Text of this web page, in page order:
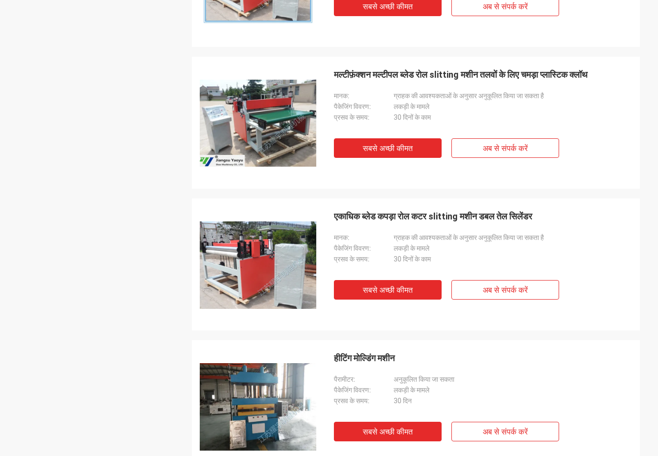
सबसे अच्छी कीमत अब से संपर्क करें
मल्टीफ़ंक्शन मल्टीपल ब्लेड रोल slitting मशीन तलवों के लिए चमड़ा प्लास्टिक क्लॉथ
मानक:
ग्राहक की आवश्यकताओं के अनुसार अनुकूलित किया जा सकता है
पैकेजिंग विवरण:
लकड़ी के मामले
प्रसव के समय:
30 दिनों के काम
सबसे अच्छी कीमत अब से संपर्क करें
एकाधिक ब्लेड कपड़ा रोल कटर slitting मशीन डबल तेल सिलेंडर
मानक:
ग्राहक की आवश्यकताओं के अनुसार अनुकूलित किया जा सकता है
पैकेजिंग विवरण:
लकड़ी के मामले
प्रसव के समय:
30 दिनों के काम
सबसे अच्छी कीमत अब से संपर्क करें
हीटिंग मोल्डिंग मशीन
पैरामीटर:
अनुकूलित किया जा सकता
पैकेजिंग विवरण:
लकड़ी के मामले
प्रसव के समय:
30 दिन
सबसे अच्छी कीमत अब से संपर्क करें